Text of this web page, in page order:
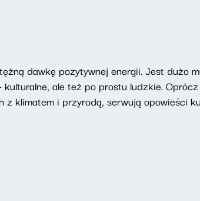
dawkę pozytywnej energii. Jest dużo
ale też po prostu ludzkie.
klimatem i przyrodą, serwują opowieści